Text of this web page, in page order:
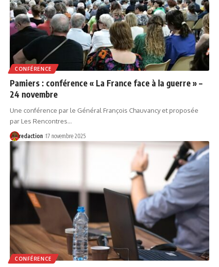
CONFÉRENCE
Pamiers : conférence « La France face à la guerre » –
24 novembre
Une conférence par le Général François Chauvancy et proposée
par Les Rencontres…
redaction 17 novembre 2025
CONFÉRENCE